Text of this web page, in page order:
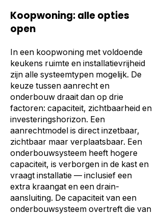
Koopwoning: alle opties
open
In een koopwoning met voldoende
keukens ruimte en installatievrijheid
zijn alle systeemtypen mogelijk. De
keuze tussen aanrecht en
onderbouw draait dan op drie
factoren: capaciteit, zichtbaarheid en
investeringshorizon. Een
aanrechtmodel is direct inzetbaar,
zichtbaar maar verplaatsbaar. Een
onderbouwsysteem heeft hogere
capaciteit, is verborgen in de kast en
vraagt installatie — inclusief een
extra kraangat en een drain-
aansluiting. De capaciteit van een
onderbouwsysteem overtreft die van